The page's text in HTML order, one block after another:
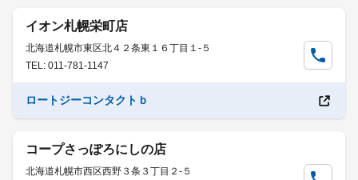
イオン札幌栄町店
北海道札幌市東区北４２条東１６丁目１-５
TEL: 011-781-1147
ロートジーコンタクトｂ
コープさっぽろにしの店
北海道札幌市西区西野３条３丁目２-５